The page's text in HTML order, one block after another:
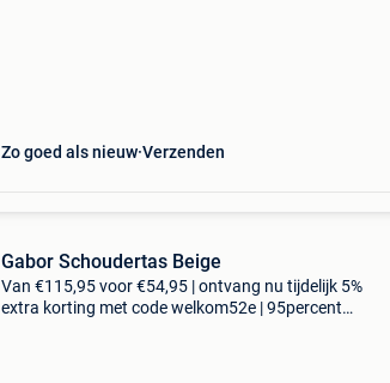
Zo goed als nieuw Verzenden
Gabor Schoudertas Beige
Van €115,95 voor €54,95 | ontvang nu tijdelijk 5%
extra korting met code welkom52e | 95percent